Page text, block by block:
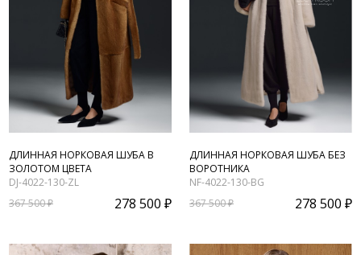
ДЛИННАЯ НОРКОВАЯ ШУБА В
ЗОЛОТОМ ЦВЕТА
DJ-4022-130-ZL
367 500 ₽
278 500 ₽
ДЛИННАЯ НОРКОВАЯ ШУБА БЕЗ
ВОРОТНИКА
NF-4022-130-BG
367 500 ₽
278 500 ₽